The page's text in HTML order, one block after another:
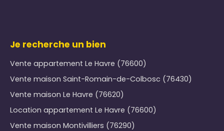
Je recherche un bien
Vente appartement Le Havre (76600)
Vente maison Saint-Romain-de-Colbosc (76430)
Vente maison Le Havre (76620)
Location appartement Le Havre (76600)
Vente maison Montivilliers (76290)